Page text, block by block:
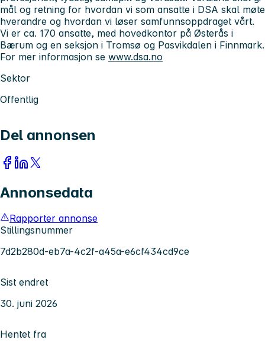
mål og retning for hvordan vi som ansatte i DSA skal møte
hverandre og hvordan vi løser samfunnsoppdraget vårt.
Vi er ca. 170 ansatte, med hovedkontor på Østerås i
Bærum og en seksjon i Tromsø og Pasvikdalen i Finnmark.
For mer informasjon se www.dsa.no
Sektor
Offentlig
Del annonsen
Annonsedata
Rapporter annonse
Stillingsnummer
7d2b280d-eb7a-4c2f-a45a-e6cf434cd9ce
Sist endret
30. juni 2026
Hentet fra